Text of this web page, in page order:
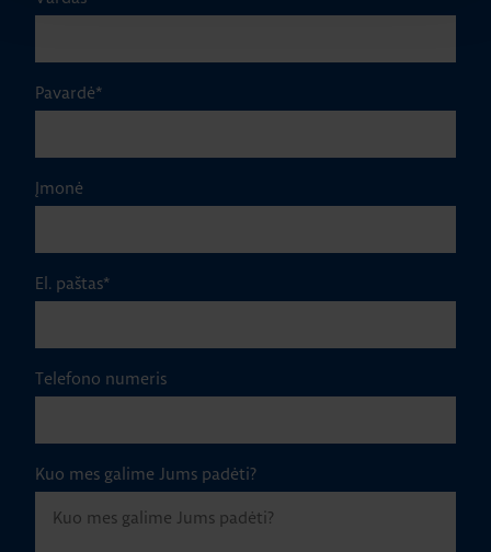
Pavardė*
Įmonė
El. paštas*
Telefono numeris
Kuo mes galime Jums padėti?